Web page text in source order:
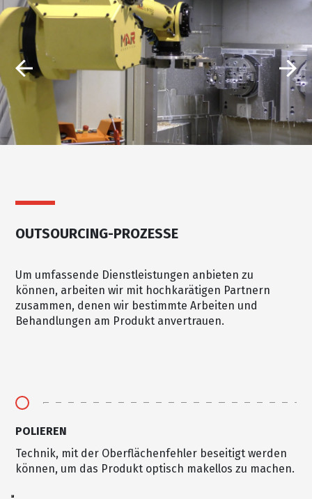
OUTSOURCING-PROZESSE
Um umfassende Dienstleistungen anbieten zu
können, arbeiten wir mit hochkarätigen Partnern
zusammen, denen wir bestimmte Arbeiten und
Behandlungen am Produkt anvertrauen.
POLIEREN
Technik, mit der Oberflächenfehler beseitigt werden
können, um das Produkt optisch makellos zu machen.